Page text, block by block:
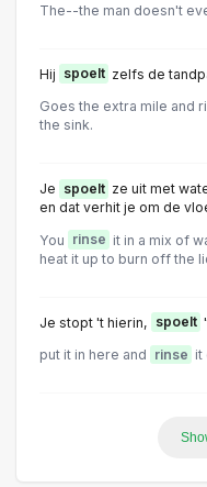
The--the man doesn't
Hij spoelt zelfs de
Goes the extra mile and
the sink.
Je spoelt ze uit met
en dat verhit je om de
You rinse it in a mix of
heat it up to burn off the
Je stopt 't hierin, spoelt
put it in here and rinse it